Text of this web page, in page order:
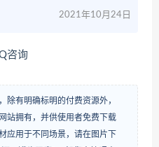
2021年10月24日
咨询
除有明确标明的付费资源外，
站拥有，并供使用者免费下载
应用于不同场景，请在图片下